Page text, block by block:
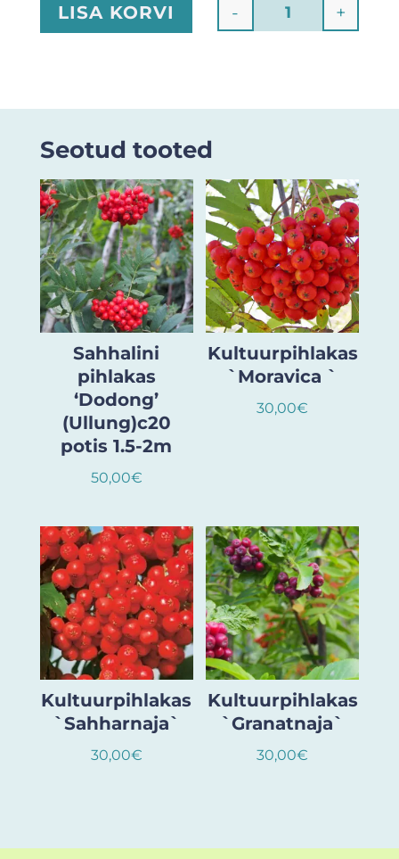
Quantity
- +
LISA KORVI
Seotud tooted
Sahhalini
pihlakas
‘Dodong’
(Ullung)c20
potis 1.5-2m
50,00€
Kultuurpihlakas
`Moravica `
30,00€
Kultuurpihlakas
`Sahharnaja`
30,00€
Kultuurpihlakas
`Granatnaja`
30,00€